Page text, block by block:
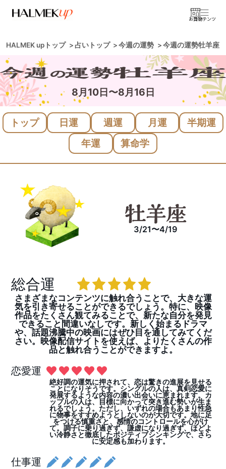
お買物
コンテンツ
HALMEK upトップ 占いトップ 今週の運勢 今週の運勢牡羊座
8月10日〜8月16日
トップ 日運 週運 月運
半期運
年運
算命学
3/21〜4/19
総合運
さまざまなコンテンツに触れ合うことで、大きな運
気を引き寄せることができるでしょう。特に、映像
作品をたくさん観てみることで、新たな自分を発見
できること間違いなしです。新しく始まるドラマ
や、話題沸騰中の映画にはぜひ目を通してみてくだ
さい。映像配信サイトを使えば、よりたくさんの作
品と触れ合うことができますよ。
恋愛運
絶好調の運気に押されて、恋は驚きの進展を見せる
ことになりそうです。シングルの人は、真剣恋愛に
発展するような内容の濃い出会いに恵まれます。カ
ップルの人は、目標に向かって突き進む勢いが生ま
れるでしょう。ただし、いずれの場合もあまり性急
に物事をすすめようとしないのが大切です。地に足
をつける慎重さと、感情のコントロールを心がけ
て。調子に乗り過ぎず、謙虚になり過ぎず、ほどよ
い冷静さと徹底したポジティブシンキングで、さら
に安定感も加わります。
仕事運